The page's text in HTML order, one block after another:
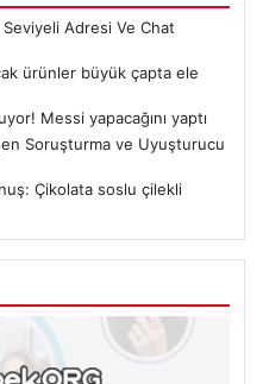
Adresi Ve Chat
ürünler büyük çapta ele
Messi yapacağını yaptı
Soruşturma ve Uyuşturucu
Çikolata soslu çilekli